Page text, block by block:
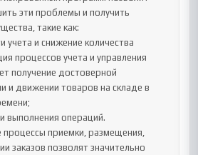
эти проблемы и получить
такие как:
учета и снижение количества
процессов учета и управления
получение достоверной
и движении товаров на складе в
выполнения операций.
приемки, размещения,
заказов позволят значительно